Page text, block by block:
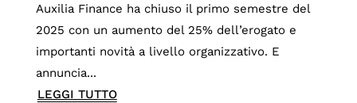
Auxilia Finance ha chiuso il primo semestre del
2025 con un aumento del 25% dell’erogato e
importanti novità a livello organizzativo. E
annuncia...
LEGGI TUTTO